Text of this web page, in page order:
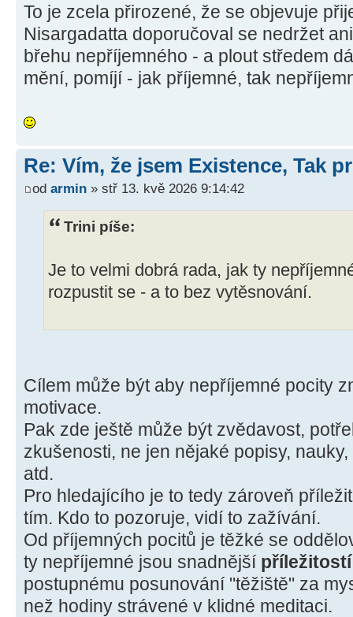
To je zcela přirozené, že se objevuje
Nisargadatta doporučoval se nedržet
břehu nepříjemného - a plout středem
mění, pomíjí - jak příjemné, tak
Re: Vím, že jsem Existence, Tak
od armin » stř 13. kvě 2026 9:14:42
Trini píše:
Je to velmi dobrá rada, jak ty
rozpustit se - a to bez vytěsnování.
Cílem může být aby nepříjemné pocity
motivace.
Pak zde ještě může být zvědavost,
zkušenosti, ne jen nějaké popisy,
atd.
Pro hledajícího je to tedy zároveň
tím. Kdo to pozoruje, vidí to zažívání.
Od příjemných pocitů je těžké se
ty nepříjemné jsou snadnější
postupnému posunování "těžiště" za
než hodiny strávené v klidné meditaci.